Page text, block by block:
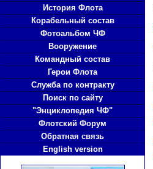
История Флота
Корабельный состав
Фотоальбом ЧФ
Вооружение
Командный состав
Герои Флота
Служба по контракту
Поиск по сайту
"Энциклопедия ЧФ"
Флотский Форум
Обратная связь
English version